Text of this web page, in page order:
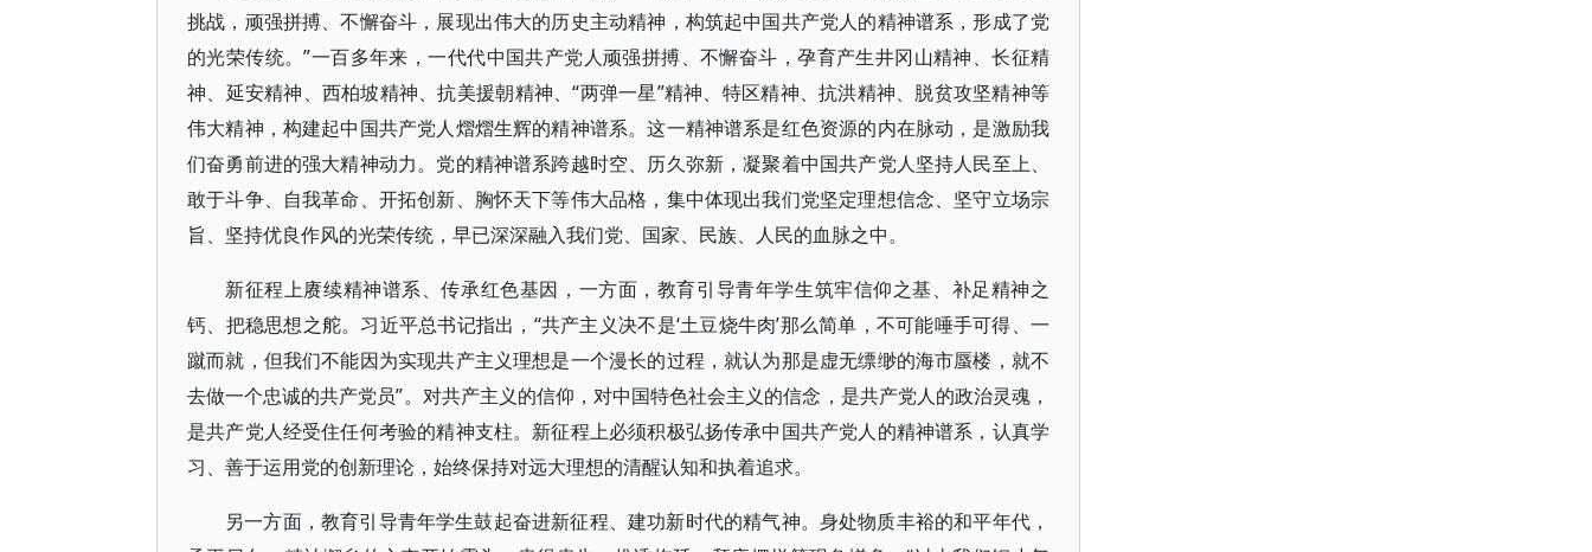
挑战，顽强拼搏、不懈奋斗，展现出伟大的历史主动精神，构筑起中国共产党人的精神谱系，形成了党
的光荣传统。”一百多年来，一代代中国共产党人顽强拼搏、不懈奋斗，孕育产生井冈山精神、长征精
神、延安精神、西柏坡精神、抗美援朝精神、“两弹一星”精神、特区精神、抗洪精神、脱贫攻坚精神等
伟大精神，构建起中国共产党人熠熠生辉的精神谱系。这一精神谱系是红色资源的内在脉动，是激励我
们奋勇前进的强大精神动力。党的精神谱系跨越时空、历久弥新，凝聚着中国共产党人坚持人民至上、
敢于斗争、自我革命、开拓创新、胸怀天下等伟大品格，集中体现出我们党坚定理想信念、坚守立场宗
旨、坚持优良作风的光荣传统，早已深深融入我们党、国家、民族、人民的血脉之中。
新征程上赓续精神谱系、传承红色基因，一方面，教育引导青年学生筑牢信仰之基、补足精神之
钙、把稳思想之舵。习近平总书记指出，“共产主义决不是‘土豆烧牛肉’那么简单，不可能唾手可得、一
蹴而就，但我们不能因为实现共产主义理想是一个漫长的过程，就认为那是虚无缥缈的海市蜃楼，就不
去做一个忠诚的共产党员”。对共产主义的信仰，对中国特色社会主义的信念，是共产党人的政治灵魂，
是共产党人经受住任何考验的精神支柱。新征程上必须积极弘扬传承中国共产党人的精神谱系，认真学
习、善于运用党的创新理论，始终保持对远大理想的清醒认知和执着追求。
另一方面，教育引导青年学生鼓起奋进新征程、建功新时代的精气神。身处物质丰裕的和平年代，